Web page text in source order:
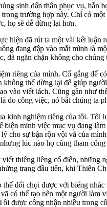
sinh dấn thân phục vụ,
trường hợp này. Chỉ có
họ sẽ dễ dừng lại hơn.
hiện đã rút ta một vài kết luận
đang đập vào mắt mình là
đã ngăn chặn không cho chúng
riêng của mình. Cố gắng để
thể dừng lại để giúp
vào viết lách. Cũng gần như
do công việc, nó bắt chúng
kinh nghiệm riêng của tôi. Tôi
biện minh việc mục vụ đang
cho sự bận rộn vội vã của
lúc nào họ cũng tham
thiêng liêng cổ điển, những
trang đầu tiên, khi Thiên
thể đối chọi được với biếng
có thể tạo nên một người làm
được công nhận nhiều trong